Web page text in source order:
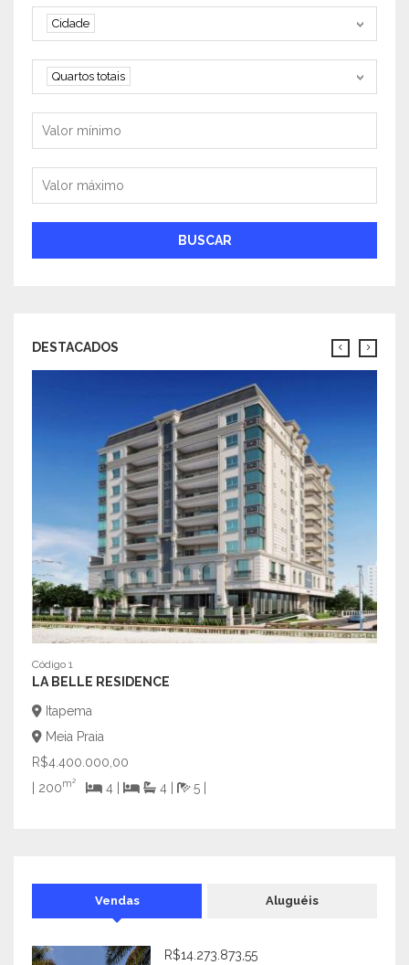
Cidade
Cidade
Quartos
Quartos totais
Valor mínimo
Valor máximo
BUSCAR
DESTACADOS
Código 1
LA BELLE RESIDENCE
Itapema
Meia Praia
R$4.400.000,00
| 200m² 4 | 4 | 5 |
Vendas Aluguéis
R$14.273.873,55